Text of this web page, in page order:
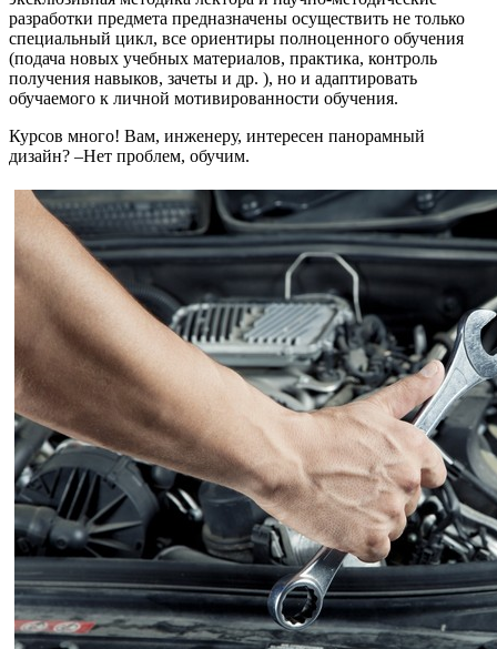
разработки предмета предназначены осуществить не только
специальный цикл, все ориентиры полноценного обучения
(подача новых учебных материалов, практика, контроль
получения навыков, зачеты и др. ), но и адаптировать
обучаемого к личной мотивированности обучения.
Курсов много! Вам, инженеру, интересен панорамный
дизайн? –Нет проблем, обучим.